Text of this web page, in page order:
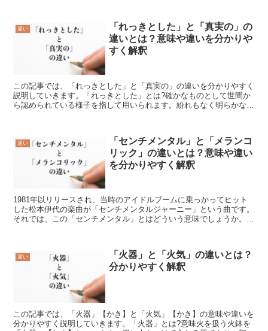
違い
「れっきとした」と「真実の」の
違いとは？意味や違いを分かりや
すく解釈
この記事では、「れっきとした」と「真実の」の違いを分かりやすく
説明していきます。「れっきとした」とは?確かなものとして世間か
ら認められている様子を指して用いられます。紛れもなく明らかなこ
違い
「センチメンタル」と「メランコ
リック」の違いとは？意味や違い
を分かりやすく解釈
1981年以リリースされ、当時のアイドルブームに乗っかってヒット
した松本伊代の楽曲が「センチメンタルジャーニー」という曲です。
それでは、この「センチメンタル」とはどういう意味でしょうか。ま
違い
「火器」と「火気」の違いとは？
分かりやすく解釈
この記事では、「火器」【かき】と「火気」【かき】の意味や違いを
分かりやすく説明していきます。「火器」とは?意味火を扱う火鉢を